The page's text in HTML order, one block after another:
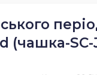
(чашка-SC-